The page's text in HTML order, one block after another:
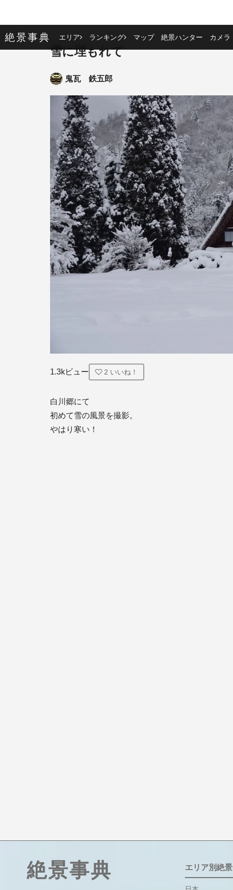
絶景事典 エリア ランキング マップ 絶景ハンター カメラ
雪に埋もれて
鬼瓦 鉄五郎
1.3kビュー 2 いいね！
白川郷にて
初めて雪の風景を撮影。
やはり寒い！
絶景事典 エリア別絶景